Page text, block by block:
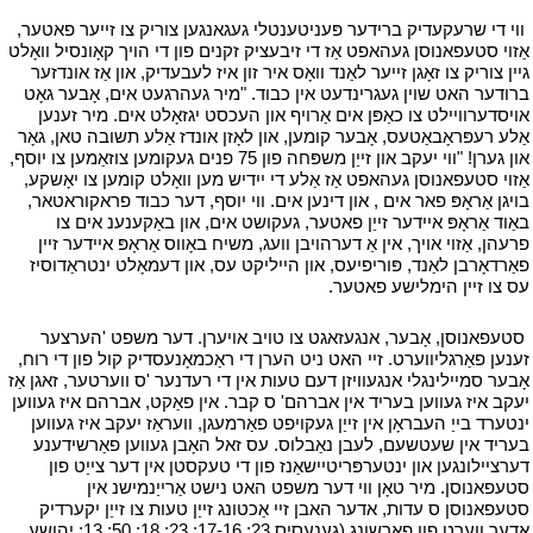
ווי די שרעקעדיק ברידער פּעניטענטלי געגאנגען צוריק צו זייער פאטער,
אַזוי סטעפאנוסן געהאפט אַז די זיבעציק זקנים פון די הויך קאָונסיל וואָלט
גיין צוריק צו זאָגן זייער לאַנד וואָס איר זון איז לעבעדיק, און אַז אונדזער
ברודער האט שוין געגרינדעט אין כבוד. "מיר געהרגעט אים, אָבער גאָט
אויסדערוויילט צו כאַפּן אים אַרויף און העכסט יגזאָלט אים. מיר זענען
אַלע רעפּראָבאַטעס, אָבער קומען, און לאָזן אונדז אַלע תשובה טאן, גאָר
און גערן! "ווי יעקב און זייַן משפּחה פון 75 פנים געקומען צוזאַמען צו יוסף,
אַזוי סטעפאנוסן געהאפט אַז אַלע די ייִדיש מען וואָלט קומען צו יאָשקע,
בויגן אַראָפּ פאר אים , און דינען אים. ווי יוסף, דער כבוד פראקוראטאר,
באַוד אַראָפּ איידער זייַן פאטער, געקושט אים, און באַקענענ אים צו
פרעהן, אַזוי אויך, אין אַ דערהויבן וועג, משיח באָווס אַראָפּ איידער זיין
פאַרדאָרבן לאַנד, פּוריפיעס, און הייליקט עס, און דעמאָלט ינטראַדוסיז
עס צו זיין הימלישע פאטער.
סטעפאנוסן, אָבער, אנגעזאגט צו טויב אויערן. דער משפט 'הערצער
זענען פאַרגליווערט. זיי האט ניט הערן די ראַכמאָנעסדיק קול פון די רוח,
אָבער סמיילינגלי אנגעוויזן דעם טעות אין די רעדנער 'ס ווערטער, זאגן אַז
יעקב איז געווען בעריד אין אברהם' ס קבר. אין פאַקט, אברהם איז געווען
ינטערד בייַ העבראָן אין זייַן געקויפט פאַרמעגן, וועראַז יעקב איז געווען
בעריד אין שעטשעם, לעבן נאַבלוס. עס זאל האָבן געווען פאַרשידענע
דערציילונגען און ינטערפּריטיישאַנז פון די טעקסטן אין דער צייַט פון
סטעפאנוסן. מיר טאָן ווי דער משפט האט נישט אַרייַנמישנ אין
סטעפאנוסן ס עדות, אדער האבן זיי אַכטונג זייַן טעות צו זייַן יקערדיק